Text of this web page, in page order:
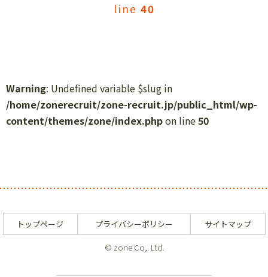
line 40
Warning: Undefined variable $slug in
/home/zonerecruit/zone-recruit.jp/public_html/wp-
content/themes/zone/index.phpon line50
トップページ プライバシーポリシー サイトマップ
© zone Co,. Ltd.